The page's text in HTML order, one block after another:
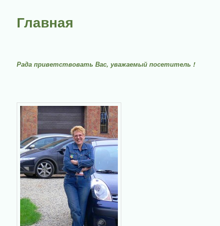
Главная
Рада приветствовать Вас, уважаемый посетитель !